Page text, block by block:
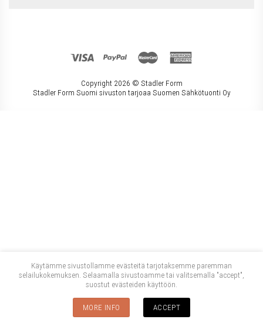
Copyright 2026 © Stadler Form
Stadler Form Suomi sivuston tarjoaa Suomen Sähkötuonti Oy
Käytämme sivustollamme evästeitä tarjotaksemme paremman
selailukokemuksen. Selaamalla sivustoamme tai valitsemalla "accept",
suostut evästeiden käyttöön.
MORE INFO ACCEPT